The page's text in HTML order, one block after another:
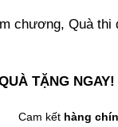
chương, Quà thi
TẶNG NGAY!
Cam kết hàng